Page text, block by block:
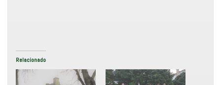
S
e
b e
n
F
Relacionado